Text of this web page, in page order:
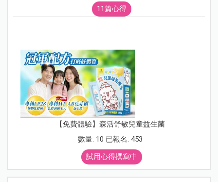
11篇心得
【免費體驗】森活舒敏兒童益生菌
數量: 10 已報名: 453
試用心得撰寫中